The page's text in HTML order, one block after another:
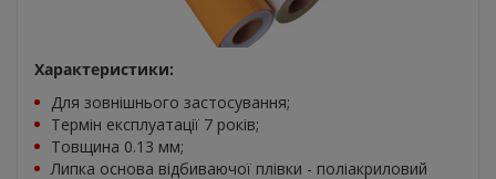
Характеристики:
Для зовнішнього застосування;
Термін експлуатації 7 років;
Товщина 0.13 мм;
Липка основа відбиваючої плівки - поліакриловий